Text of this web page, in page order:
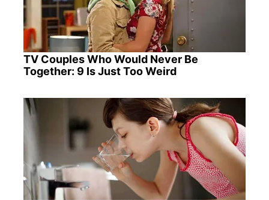
TV Couples Who Would Never Be
Together: 9 Is Just Too Weird